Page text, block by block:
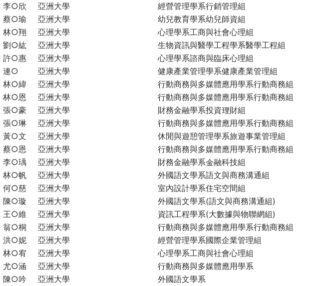
李○欣 亞洲大學
經營管理學系行銷管理組
蔡○瑜 亞洲大學
幼兒教育學系幼兒師資組
林○翔 亞洲大學
心理學系工商與社會心理組
劉○紘 亞洲大學
生物資訊與醫學工程學系醫學工程組
許○惠 亞洲大學
心理學系諮商與臨床心理組
連○ 亞洲大學
健康產業管理學系健康產業管理組
林○緯 亞洲大學
行動商務與多媒體應用學系行動商務組
林○恩 亞洲大學
行動商務與多媒體應用學系行動商務組
張○豪 亞洲大學
財務金融學系投資理財組
張○琳 亞洲大學
行動商務與多媒體應用學系行動商務組
黃○文 亞洲大學
休閒與遊憩管理學系旅遊事業管理組
蔡○恩 亞洲大學
行動商務與多媒體應用學系行動商務組
李○瑀 亞洲大學
財務金融學系金融科技組
林○帆 亞洲大學
外國語文學系語文與商務溝通組
何○慈 亞洲大學
室內設計學系住宅空間組
陳○璇 亞洲大學
外國語文學系(語文與商務溝通組)
王○維 亞洲大學
資訊工程學系(大數據與物聯網組)
翁○桐 亞洲大學
行動商務與多媒體應用學系行動商務組
洪○妮 亞洲大學
經營管理學系國際企業管理組
林○宥 亞洲大學
心理學系工商與社會心理組
尤○涵 亞洲大學
行動商務與多媒體應用學系
陳○吟 亞洲大學
外國語文學系